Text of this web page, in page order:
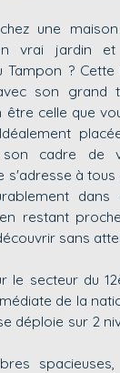
une
vrai jardin et
Tampon ? Cette
son grand
celle que
cadre de
s'adresse à tous
dans
restant
sans
le secteur du
de la
déploie sur 2
spacieuses,